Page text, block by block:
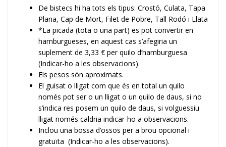
De bistecs hi ha tots els tipus: Crostó, Culata, Tapa
Plana, Cap de Mort, Filet de Pobre, Tall Rodó i Llata
*La picada (tota o una part) es pot convertir en
hamburgueses, en aquest cas s’afegiria un
suplement de 3,33 € per quilo d’hamburguesa
(Indicar-ho a les observacions).
Els pesos són aproximats.
El guisat o lligat com que és en total un quilo
només pot ser o un lligat o un quilo de daus, si no
s’indica res posem un quilo de daus, si volguessiu
lligat només caldria indicar-ho a observacions.
Inclou una bossa d’ossos per a brou opcional i
gratuïta (Indicar-ho a les observacions).